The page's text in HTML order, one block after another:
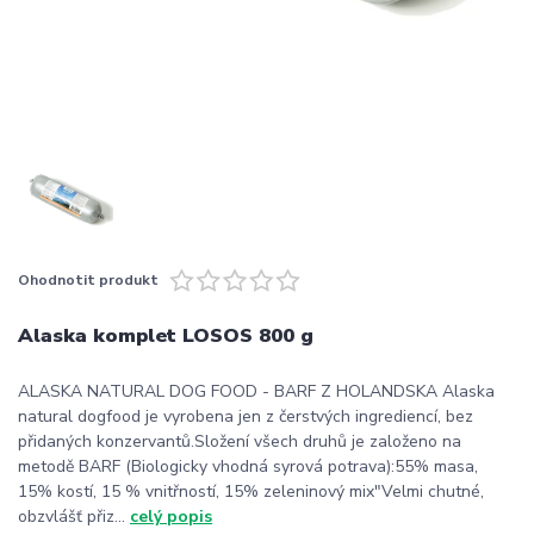
Ohodnotit produkt
Alaska komplet LOSOS 800 g
ALASKA NATURAL DOG FOOD - BARF Z HOLANDSKA Alaska
natural dogfood je vyrobena jen z čerstvých ingrediencí, bez
přidaných konzervantů.Složení všech druhů je založeno na
metodě BARF (Biologicky vhodná syrová potrava):55% masa,
15% kostí, 15 % vnitřností, 15% zeleninový mix"Velmi chutné,
obzvlášť přiz... celý popis